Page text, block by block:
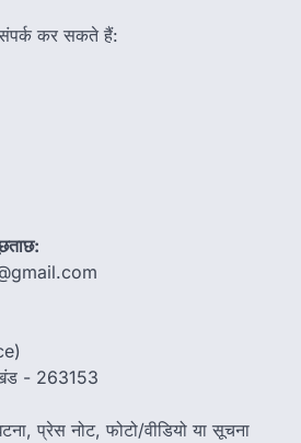
कर सकते हैं:
- 263153
प्रेस नोट, फोटो/वीडियो या सूचना